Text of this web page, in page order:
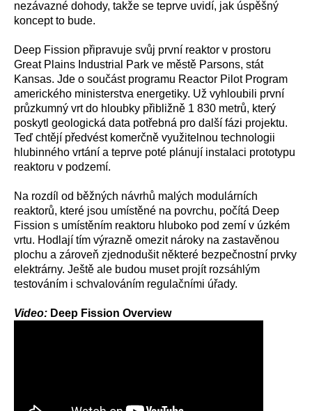
nezávazné dohody, takže se teprve uvidí, jak úspěšný
koncept to bude.
Deep Fission připravuje svůj první reaktor v prostoru
Great Plains Industrial Park ve městě Parsons, stát
Kansas. Jde o součást programu Reactor Pilot Program
amerického ministerstva energetiky. Už vyhloubili první
průzkumný vrt do hloubky přibližně 1 830 metrů, který
poskytl geologická data potřebná pro další fázi projektu.
Teď chtějí předvést komerčně využitelnou technologii
hlubinného vrtání a teprve poté plánují instalaci prototypu
reaktoru v podzemí.
Na rozdíl od běžných návrhů malých modulárních
reaktorů, které jsou umístěné na povrchu, počítá Deep
Fission s umístěním reaktoru hluboko pod zemí v úzkém
vrtu. Hodlají tím výrazně omezit nároky na zastavěnou
plochu a zároveň zjednodušit některé bezpečnostní prvky
elektrárny. Ještě ale budou muset projít rozsáhlým
testováním i schvalováním regulačními úřady.
Video: Deep Fission Overview